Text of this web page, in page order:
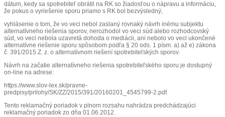
dátum, kedy sa spotrebiteľ obrátil na RK so žiadosťou o nápravu a informáciu,
že pokus o vyriešenie sporu priamo s RK bol bezvýsledný,
vyhlásenie o tom, že vo veci nebol zaslaný rovnaký návrh inému subjektu
alternatívneho riešenia sporov, nerozhodol vo veci súd alebo rozhodcovský
súd, vo veci nebola uzavretá dohoda o mediácii, ani nebolo vo veci ukončené
alternatívne riešenie sporu spôsobom podľa § 20 ods. 1 písm. a) až e) zákona
č. 391/2015 Z. z. o alternatívnom riešení spotrebiteľských sporov.
Návrh na začatie alternatívneho riešenia spotrebiteľského sporu je dostupný
on-line na adrese:
https://www.slov-lex.sk/pravne-
predpisy/prilohy/SK/ZZ/2015/391/20160201_4545799-2.pdf
Tento reklamačný poriadok v plnom rozsahu nahrádza predchádzajúci
reklamačný poriadok zo dňa 01.06.2012.